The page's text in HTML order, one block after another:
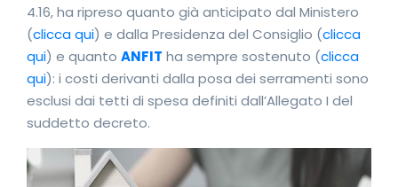
4.16, ha ripreso quanto già anticipato dal Ministero
(clicca qui) e dalla Presidenza del Consiglio (clicca
qui) e quanto ANFIT ha sempre sostenuto (clicca
qui): i costi derivanti dalla posa dei serramenti sono
esclusi dai tetti di spesa definiti dall’Allegato I del
suddetto decreto.